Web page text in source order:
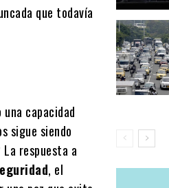
que todavía
capacidad
sigue siendo
respuesta a
, el